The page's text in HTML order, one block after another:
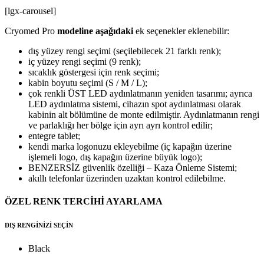
[lgx-carousel]
Cryomed Pro modeline aşağıdaki ek seçenekler eklenebilir:
dış yüzey rengi seçimi (seçilebilecek 21 farklı renk);
iç yüzey rengi seçimi (9 renk);
sıcaklık göstergesi için renk seçimi;
kabin boyutu seçimi (S / M / L);
çok renkli ÜST LED aydınlatmanın yeniden tasarımı; ayrıca
LED aydınlatma sistemi, cihazın spot aydınlatması olarak
kabinin alt bölümüne de monte edilmiştir. Aydınlatmanın rengi
ve parlaklığı her bölge için ayrı ayrı kontrol edilir;
entegre tablet;
kendi marka logonuzu ekleyebilme (iç kapağın üzerine
işlemeli logo, dış kapağın üzerine büyük logo);
BENZERSİZ güvenlik özelliği – Kaza Önleme Sistemi;
akıllı telefonlar üzerinden uzaktan kontrol edilebilme.
ÖZEL RENK TERCİHİ AYARLAMA
DIŞ RENGİNİZİ SEÇİN
Black